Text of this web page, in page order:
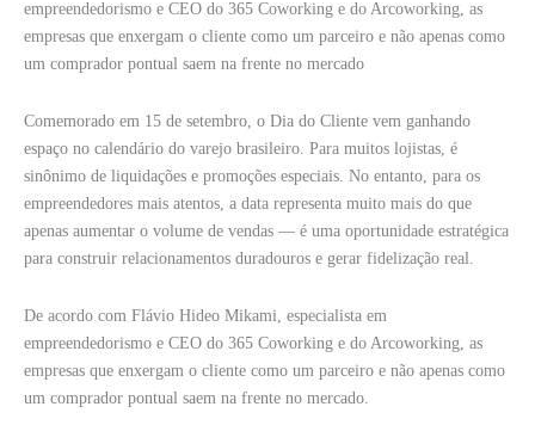
empreendedorismo e CEO do 365 Coworking e do Arcoworking, as
empresas que enxergam o cliente como um parceiro e não apenas como
um comprador pontual saem na frente no mercado
Comemorado em 15 de setembro, o Dia do Cliente vem ganhando
espaço no calendário do varejo brasileiro. Para muitos lojistas, é
sinônimo de liquidações e promoções especiais. No entanto, para os
empreendedores mais atentos, a data representa muito mais do que
apenas aumentar o volume de vendas — é uma oportunidade estratégica
para construir relacionamentos duradouros e gerar fidelização real.
De acordo com Flávio Hideo Mikami, especialista em
empreendedorismo e CEO do 365 Coworking e do Arcoworking, as
empresas que enxergam o cliente como um parceiro e não apenas como
um comprador pontual saem na frente no mercado.